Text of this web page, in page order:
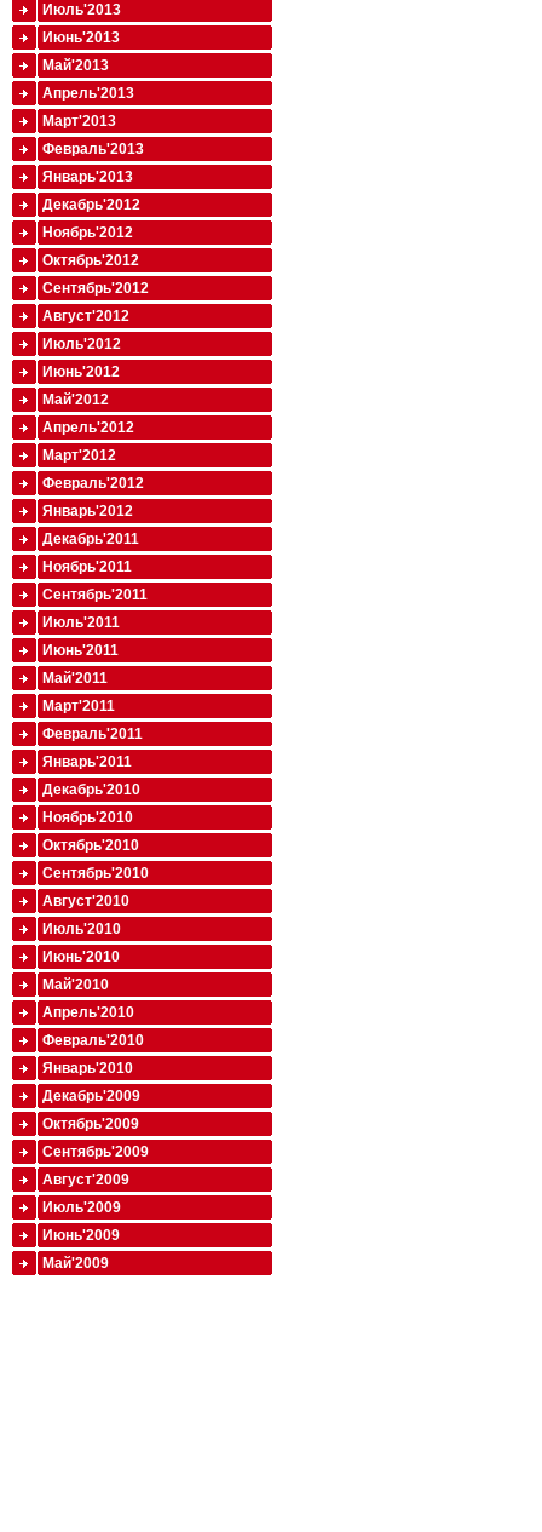
Июль'2013
Июнь'2013
Май'2013
Апрель'2013
Март'2013
Февраль'2013
Январь'2013
Декабрь'2012
Ноябрь'2012
Октябрь'2012
Сентябрь'2012
Август'2012
Июль'2012
Июнь'2012
Май'2012
Апрель'2012
Март'2012
Февраль'2012
Январь'2012
Декабрь'2011
Ноябрь'2011
Сентябрь'2011
Июль'2011
Июнь'2011
Май'2011
Март'2011
Февраль'2011
Январь'2011
Декабрь'2010
Ноябрь'2010
Октябрь'2010
Сентябрь'2010
Август'2010
Июль'2010
Июнь'2010
Май'2010
Апрель'2010
Февраль'2010
Январь'2010
Декабрь'2009
Октябрь'2009
Сентябрь'2009
Август'2009
Июль'2009
Июнь'2009
Май'2009